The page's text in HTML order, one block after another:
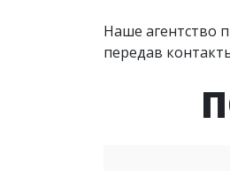
Наше агентство
передав